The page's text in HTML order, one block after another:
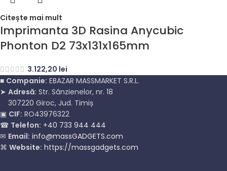
Citește mai mult
Imprimanta 3D Rasina Anycubic
Phonton D2 73x131x165mm
3.122,20 lei
■ Companie: EBAZAR MASSMARKET S.R.L.
➤ Adresă: Str. Sânzienelor, nr. 18
307220 Giroc, Jud. Timiș
▣ CIF: RO43976322
☎ Telefon: +40 733 944 444
✉ Email: info@massGADGETS.com
⌘ Website: https://massgadgets.com